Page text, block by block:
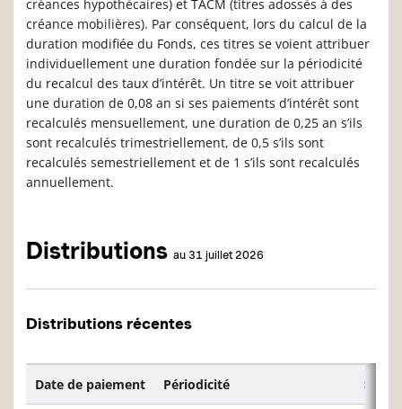
créances hypothécaires) et TACM (titres adossés à des
créance mobilières). Par conséquent, lors du calcul de la
duration modifiée du Fonds, ces titres se voient attribuer
individuellement une duration fondée sur la périodicité
du recalcul des taux d’intérêt. Un titre se voit attribuer
une duration de 0,08 an si ses paiements d’intérêt sont
recalculés mensuellement, une duration de 0,25 an s’ils
sont recalculés trimestriellement, de 0,5 s’ils sont
recalculés semestriellement et de 1 s’ils sont recalculés
annuellement.
Distributions au 31 juillet 2026
Distributions récentes
Date de paiement Périodicité $/